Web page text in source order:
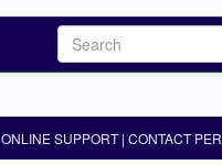
ONLINE SUPPORT | CONTACT